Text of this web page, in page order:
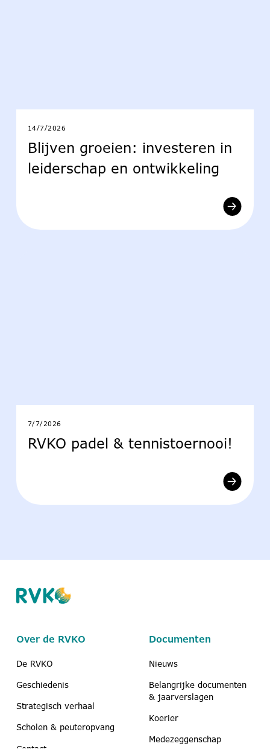
14/7/2026
Blijven groeien: investeren in
leiderschap en ontwikkeling
7/7/2026
RVKO padel & tennistoernooi!
Over de RVKO
De RVKO
Geschiedenis
Strategisch verhaal
Scholen & peuteropvang
Contact
Documenten
Nieuws
Belangrijke documenten
& jaarverslagen
Koerier
Medezeggenschap